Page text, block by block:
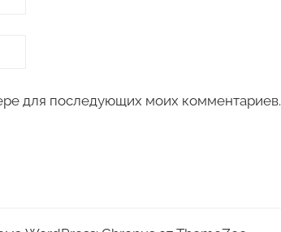
для последующих моих комментариев.